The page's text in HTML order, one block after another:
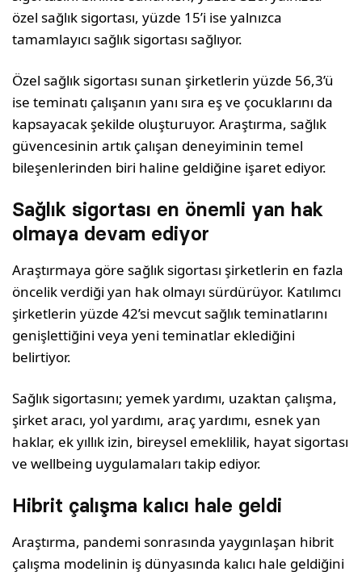
özel sağlık sigortası, yüzde 15’i ise yalnızca
tamamlayıcı sağlık sigortası sağlıyor.
Özel sağlık sigortası sunan şirketlerin yüzde 56,3’ü
ise teminatı çalışanın yanı sıra eş ve çocuklarını da
kapsayacak şekilde oluşturuyor. Araştırma, sağlık
güvencesinin artık çalışan deneyiminin temel
bileşenlerinden biri haline geldiğine işaret ediyor.
Sağlık sigortası en önemli yan hak
olmaya devam ediyor
Araştırmaya göre sağlık sigortası şirketlerin en fazla
öncelik verdiği yan hak olmayı sürdürüyor. Katılımcı
şirketlerin yüzde 42’si mevcut sağlık teminatlarını
genişlettiğini veya yeni teminatlar eklediğini
belirtiyor.
Sağlık sigortasını; yemek yardımı, uzaktan çalışma,
şirket aracı, yol yardımı, araç yardımı, esnek yan
haklar, ek yıllık izin, bireysel emeklilik, hayat sigortası
ve wellbeing uygulamaları takip ediyor.
Hibrit çalışma kalıcı hale geldi
Araştırma, pandemi sonrasında yaygınlaşan hibrit
çalışma modelinin iş dünyasında kalıcı hale geldiğini